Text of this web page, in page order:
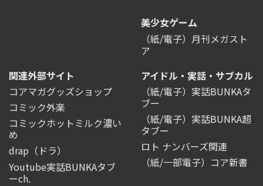
美少女ゲーム
（紙/電子）月刊メガスト
ア
関連外部サイト
コアマガグッズショップ
コミック外楽
コミックホットミルク濃い
め
drap（ドラ）
Youtube実話BUNKAタブ
ーch.
アイドル・実話・サブカル
（紙/電子）実話BUNKAタ
ブー
（紙/電子）実話BUNKA超
タブー
ロト ナンバーズ関連
（紙/一部電子）コア新書